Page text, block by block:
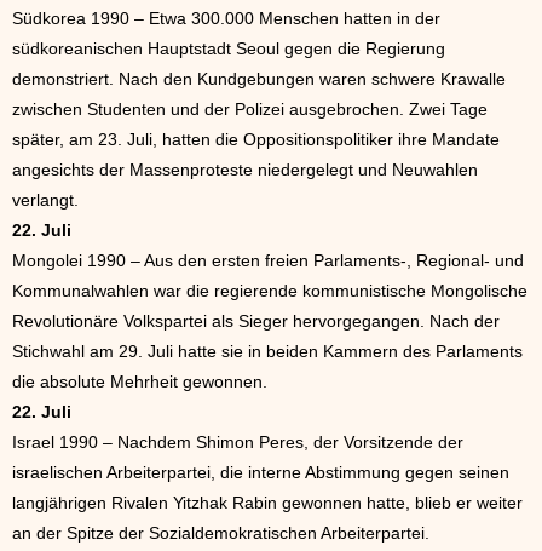
Südkorea 1990 – Etwa 300.000 Menschen hatten in der
südkoreanischen Hauptstadt Seoul gegen die Regierung
demonstriert. Nach den Kundgebungen waren schwere Krawalle
zwischen Studenten und der Polizei ausgebrochen. Zwei Tage
später, am 23. Juli, hatten die Oppositionspolitiker ihre Mandate
angesichts der Massenproteste niedergelegt und Neuwahlen
verlangt.
22. Juli
Mongolei 1990 – Aus den ersten freien Parlaments-, Regional- und
Kommunalwahlen war die regierende kommunistische Mongolische
Revolutionäre Volkspartei als Sieger hervorgegangen. Nach der
Stichwahl am 29. Juli hatte sie in beiden Kammern des Parlaments
die absolute Mehrheit gewonnen.
22. Juli
Israel 1990 – Nachdem Shimon Peres, der Vorsitzende der
israelischen Arbeiterpartei, die interne Abstimmung gegen seinen
langjährigen Rivalen Yitzhak Rabin gewonnen hatte, blieb er weiter
an der Spitze der Sozialdemokratischen Arbeiterpartei.